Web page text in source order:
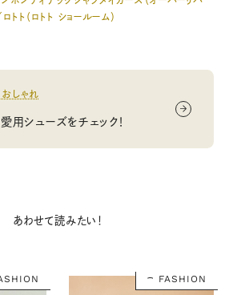
ト（ロトト ショールーム）
しゃれ
用シューズをチェック！
あわせて読みたい！
FASHION